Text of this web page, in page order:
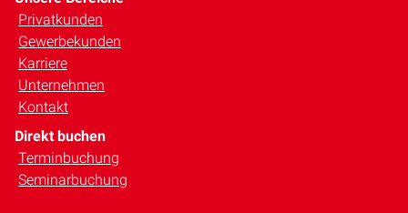
Privatkunden
Gewerbekunden
Karriere
Unternehmen
Kontakt
Direkt buchen
Terminbuchung
Seminarbuchung